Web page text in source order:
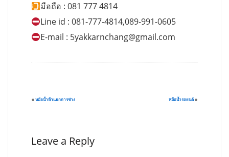
มือถือ : 081 777 4814
Line id : 081-777-4814,089-991-0605
E-mail : 5yakkarnchang@gmail.com
« หม้อน้ำห้าแยกการช่าง หม้อน้ำรถยนต์ »
Leave a Reply